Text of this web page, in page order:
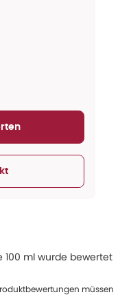
100 mlwurde bewertet
müssen